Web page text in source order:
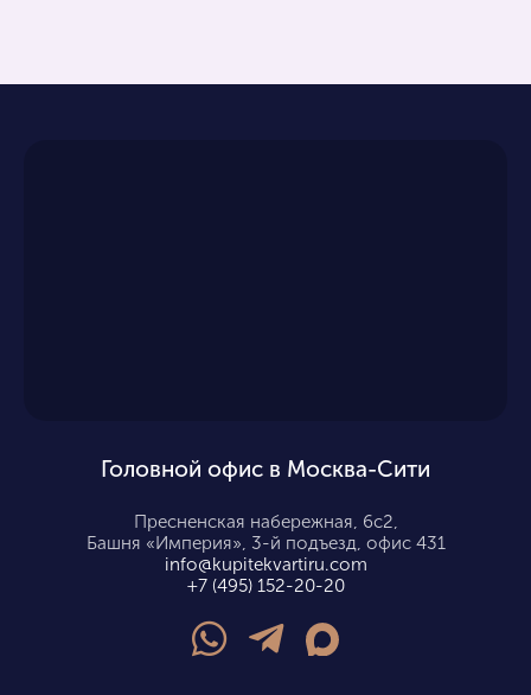
Головной офис в Москва-Сити
Пресненская набережная, 6с2,
Башня «Империя», 3-й подъезд, офис 431
info@kupitekvartiru.com
+7 (495) 152-20-20